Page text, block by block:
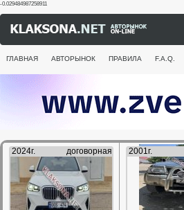
-0.029484987258911
ГЛАВНАЯ АВТОРЫНОК ПРАВИЛА F.A.Q.
2024г. договорная 2001г.